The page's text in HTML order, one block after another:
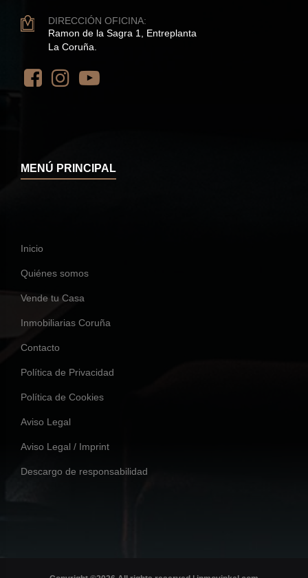
DIRECCIÓN OFICINA:
Ramon de la Sagra 1, Entreplanta
La Coruña.
MENÚ PRINCIPAL
Inicio
Quiénes somos
Vende tu Casa
Inmobiliarias Coruña
Contacto
Política de Privacidad
Política de Cookies
Aviso Legal
Aviso Legal / Imprint
Descargo de responsabilidad